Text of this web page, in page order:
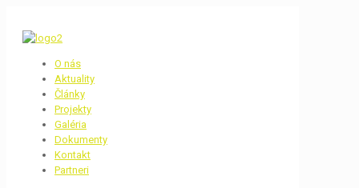
O nás
Aktuality
Články
Projekty
Galéria
Dokumenty
Kontakt
Partneri